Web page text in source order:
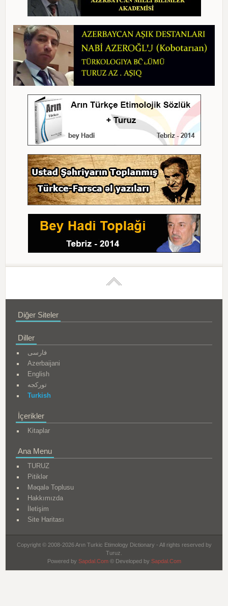
Diğer Siteler
Diller
فارسی
Azerbaijani
English
تورکجه
Turkish
İçerikler
Kitaplar
Ana Menu
TURUZ
Pitiklər
Məqalə Toplusu
Hakkımızda
İletişim
Site Haritası
Copyright © 2008-2026 Arın Turkic Etimology Dictionary - All rights reserved by
Turuz.
Powered by Sapdal.Com© Developed by Sapdal.Com